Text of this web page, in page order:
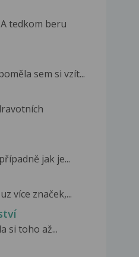
tedkom beru
sem si vzít...
jak je...
více značek,...
si toho až...